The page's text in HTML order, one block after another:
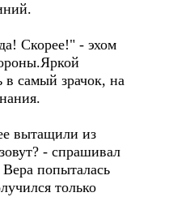
Скорее!" - эхом
в самый зрачок, на
вытащили из
- спрашивал
попыталась
только